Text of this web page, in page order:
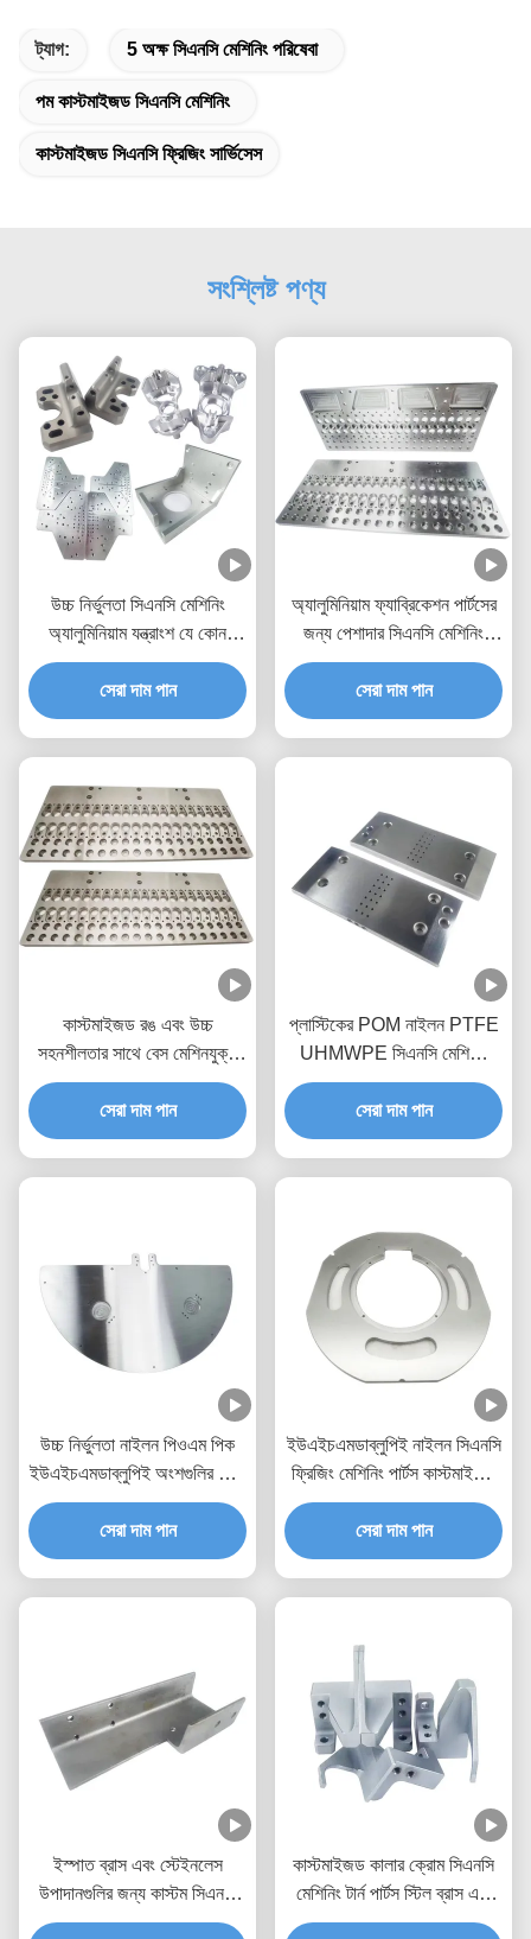
ট্যাগ: 5 অক্ষ সিএনসি মেশিনিং পরিষেবা
পম কাস্টমাইজড সিএনসি মেশিনিং
কাস্টমাইজড সিএনসি ফ্রিজিং সার্ভিসেস
সংশ্লিষ্ট পণ্য
উচ্চ নির্ভুলতা সিএনসি মেশিনিং
অ্যালুমিনিয়াম যন্ত্রাংশ যে কোন
OEM জন্য টেকসই এবং বহুমুখী
সেরা দাম পান
অ্যালুমিনিয়াম ফ্যাব্রিকেশন পার্টসের
জন্য পেশাদার সিএনসি মেশিনিং
পরিষেবা
সেরা দাম পান
কাস্টমাইজড রঙ এবং উচ্চ
সহনশীলতার সাথে বেস মেশিনযুক্ত
ইউএইচএমডাব্লু পিই প্লাস্টিকের
সিএনসি অংশ
সেরা দাম পান
প্লাস্টিকের POM নাইলন PTFE
UHMWPE সিএনসি মেশিনিং
যন্ত্রাংশ যে কোন OEM প্রয়োজনের
জন্য
সেরা দাম পান
উচ্চ নির্ভুলতা নাইলন পিওএম পিক
ইউএইচএমডাব্লুপিই অংশগুলির জন্য
পেশাদার সিএনসি মেশিনিং পরিষেবা
সেরা দাম পান
ইউএইচএমডাব্লুপিই নাইলন সিএনসি
ফ্রিজিং মেশিনিং পার্টস কাস্টমাইজড
রঙ নির্বাচন সহ
সেরা দাম পান
ইস্পাত ব্রাস এবং স্টেইনলেস
উপাদানগুলির জন্য কাস্টম সিএনসি
মেশিনযুক্ত অংশগুলি
কাস্টমাইজড কালার ক্রোম সিএনসি
মেশিনিং টার্ন পার্টস স্টিল ব্রাস এবং
স্টেইনলেস উপকরণ জন্য